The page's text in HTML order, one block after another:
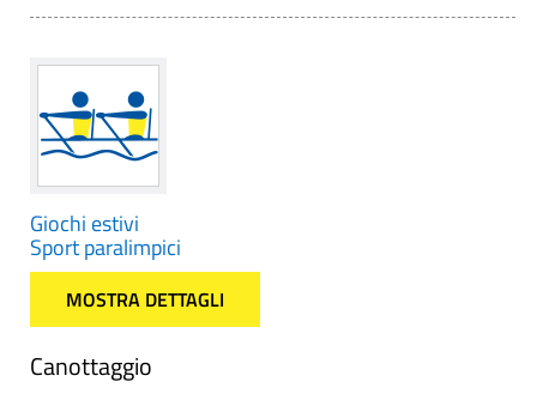
Giochi estivi
Sport paralimpici
MOSTRA DETTAGLI
Canottaggio